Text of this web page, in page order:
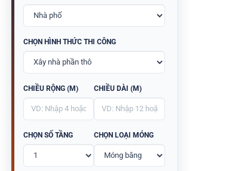
CHỌN HÌNH THỨC THI CÔNG
CHIỀU RỘNG (M) CHIỀU DÀI (M)
CHỌN SỐ TẦNG CHỌN LOẠI MÓNG